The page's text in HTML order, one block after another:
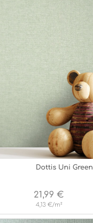
Dottis Uni Green
4,13 €/m²
21,99 €